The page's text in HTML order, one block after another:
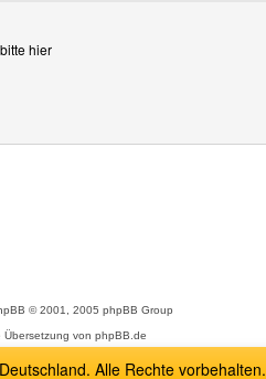
hier
© 2001, 2005 phpBB Group
Übersetzung von phpBB.de
Alle Rechte vorbehalten.